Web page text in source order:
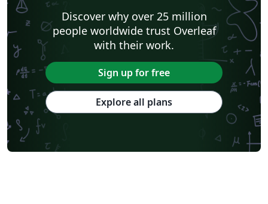
Discover why over 25 million
people worldwide trust Overleaf
with their work.
Sign up for free
Explore all plans